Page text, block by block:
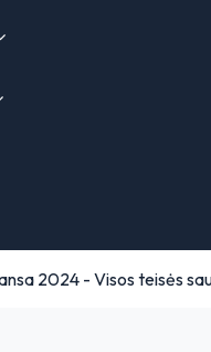
2024 - Visos teisės